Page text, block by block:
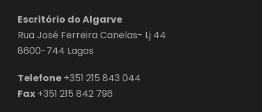
Escritório do Algarve
Rua José Ferreira Canelas- Lj 44
8600-744 Lagos
Telefone +351 215 843 044
Fax +351 215 842 796